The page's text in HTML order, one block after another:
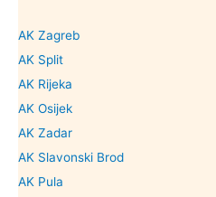
AK Zagreb
AK Split
AK Rijeka
AK Osijek
AK Zadar
AK Slavonski Brod
AK Pula